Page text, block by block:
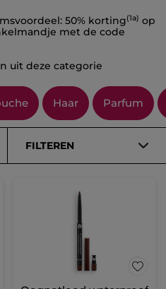
50% korting(1a) op
met de code
uit deze categorie
Haar Parfum
FILTEREN